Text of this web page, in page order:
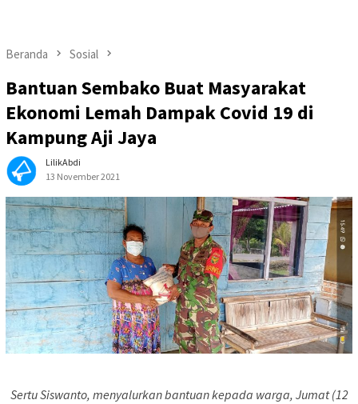
Beranda Sosial
Bantuan Sembako Buat Masyarakat
Ekonomi Lemah Dampak Covid 19 di
Kampung Aji Jaya
LilikAbdi
13 November 2021
Sertu Siswanto, menyalurkan bantuan kepada warga, Jumat (12